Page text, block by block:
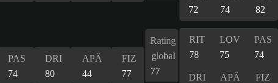
72
74
82
PAS
74
DRI
80
APĂ
44
FIZ
77
Rating
global
77
RIT
78
LOV
75
PAS
74
DRI
APĂ
FIZ